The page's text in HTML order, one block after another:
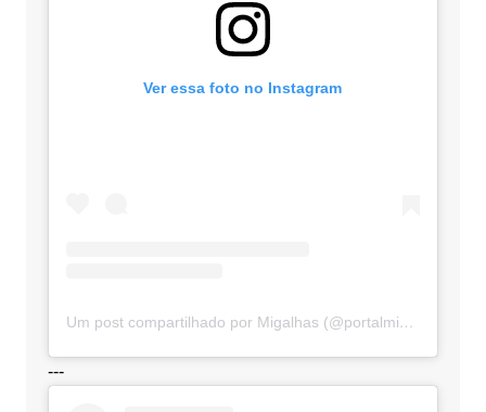
Ver essa foto no Instagram
Um post compartilhado por Migalhas (@portalmigalhas)
---